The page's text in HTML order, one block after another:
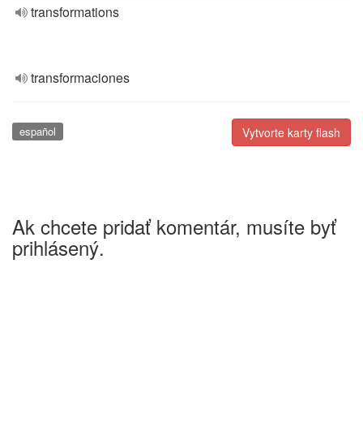
transformations
transformaciones
Vytvorte karty flash
español
Ak chcete pridať komentár, musíte byť
prihlásený.